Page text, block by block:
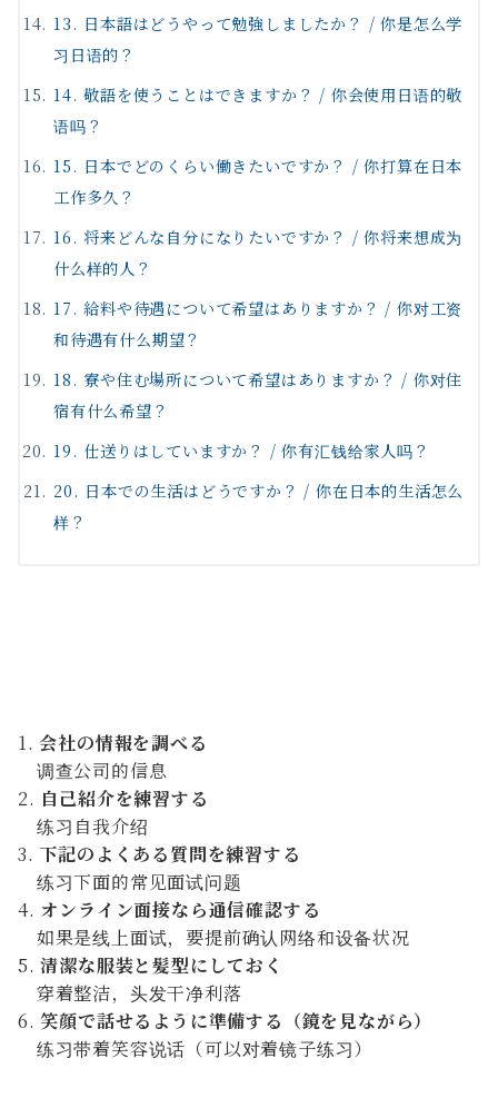
13. 日本語はどうやって勉強しましたか？ / 你是怎么学
习日语的？
14. 敬語を使うことはできますか？ / 你会使用日语的敬
语吗？
15. 日本でどのくらい働きたいですか？ / 你打算在日本
工作多久？
16. 将来どんな自分になりたいですか？ / 你将来想成为
什么样的人？
17. 給料や待遇について希望はありますか？ / 你对工资
和待遇有什么期望？
18. 寮や住む場所について希望はありますか？ / 你对住
宿有什么希望？
19. 仕送りはしていますか？ / 你有汇钱给家人吗？
20. 日本での生活はどうですか？ / 你在日本的生活怎么
样？
会社の情報を調べる
调查公司的信息
自己紹介を練習する
练习自我介绍
下記のよくある質問を練習する
练习下面的常见面试问题
オンライン面接なら通信確認する
如果是线上面试，要提前确认网络和设备状况
清潔な服装と髪型にしておく
穿着整洁，头发干净利落
笑顔で話せるように準備する（鏡を見ながら）
练习带着笑容说话（可以对着镜子练习）